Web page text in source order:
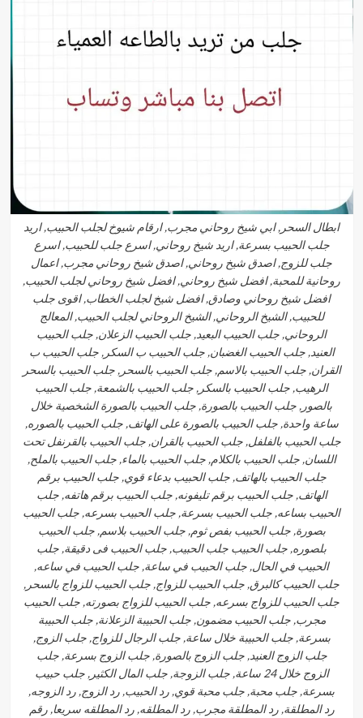
ابطال السحر, ابي شيخ روحاني مجرب, ارقام شيوخ لجلب الحبيب, اريد
جلب الحبيب بسرعة, اريد شيخ روحاني, اسرع جلب للحبيب, اسرع
جلب للزوج, اصدق شيخ روحاني, اصدق شيخ روحاني مجرب, اعمال
روحانية للمحبة, افضل شيخ روحاني, افضل شيخ روحاني لجلب الحبيب,
افضل شيخ روحاني وصادق, افضل شيخ لجلب الخطاب, اقوى جلب
للحبيب, الشيخ الروحاني, الشيخ الروحاني لجلب الحبيب, المعالج
الروحاني, جلب الحبيب البعيد, جلب الحبيب الزعلان, جلب الحبيب
العنيد, جلب الحبيب الغضبان, جلب الحبيب ب السكر, جلب الحبيب ب
القران, جلب الحبيب بالاسم, جلب الحبيب بالسحر, جلب الحبيب بالسحر
الرهيب, جلب الحبيب بالسكر, جلب الحبيب بالشمعة, جلب الحبيب
بالصور, جلب الحبيب بالصورة, جلب الحبيب بالصورة الشخصية خلال
ساعة واحدة, جلب الحبيب بالصورة على الهاتف, جلب الحبيب بالصوره,
جلب الحبيب بالفلفل, جلب الحبيب بالقران, جلب الحبيب بالقرنفل تحت
اللسان, جلب الحبيب بالكلام, جلب الحبيب بالماء, جلب الحبيب بالملح,
جلب الحبيب بالهاتف, جلب الحبيب بدعاء قوي, جلب الحبيب برقم
الهاتف, جلب الحبيب برقم تليفونه, جلب الحبيب برقم هاتفه, جلب
الحبيب بساعه, جلب الحبيب بسرعة, جلب الحبيب بسرعه, جلب الحبيب
بصورة, جلب الحبيب بفص ثوم, جلب الحبيب بلاسم, جلب الحبيب
بلصوره, جلب الحبيب جلب الحبيب, جلب الحبيب فى دقيقة, جلب
الحبيب في الحال, جلب الحبيب في ساعة, جلب الحبيب في ساعه,
جلب الحبيب كالبرق, جلب الحبيب للزواج, جلب الحبيب للزواج بالسحر,
جلب الحبيب للزواج بسرعه, جلب الحبيب للزواج بصورته, جلب الحبيب
مجرب, جلب الحبيب مضمون, جلب الحبيبة الزعلانة, جلب الحبيبة
بسرعة, جلب الحبيبة خلال ساعة, جلب الرجال للزواج, جلب الزوج,
جلب الزوج العنيد, جلب الزوج بالصورة, جلب الزوج بسرعة, جلب
الزوج خلال 24 ساعة, جلب الزوجة, جلب المال الكثير, جلب حبيب
بسرعة, جلب محبة, جلب محبة قوي, رد الحبيب, رد الزوج, رد الزوجه,
رد المطلقة, رد المطلقة مجرب, رد المطلقه, رد المطلقه سريعا, رقم